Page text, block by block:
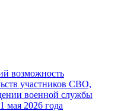
возможность
участников СВО,
военной службы
мая 2026 года